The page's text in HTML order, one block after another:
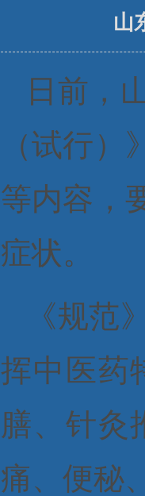
山
日前，
（试行
等内容，
症状。
《规范
挥中医药
膳、针灸
痛、便秘